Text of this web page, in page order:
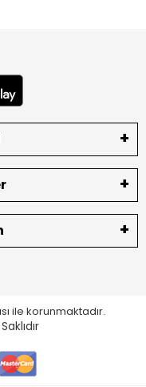
ile korunmaktadır.